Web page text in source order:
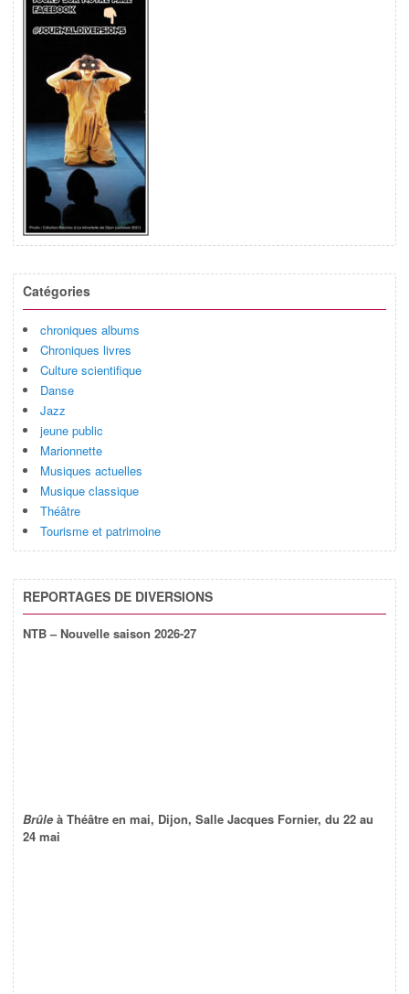
Catégories
chroniques albums
Chroniques livres
Culture scientifique
Danse
Jazz
jeune public
Marionnette
Musiques actuelles
Musique classique
Théâtre
Tourisme et patrimoine
REPORTAGES DE DIVERSIONS
NTB – Nouvelle saison 2026-27
Brûle à Théâtre en mai, Dijon, Salle Jacques Fornier, du 22 au
24 mai